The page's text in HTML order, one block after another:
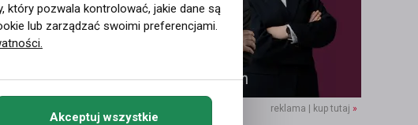
reklama | kup tutaj »
który pozwala kontrolować, jakie dane są
lub zarządzać swoimi preferencjami.
Akceptuj wszystkie